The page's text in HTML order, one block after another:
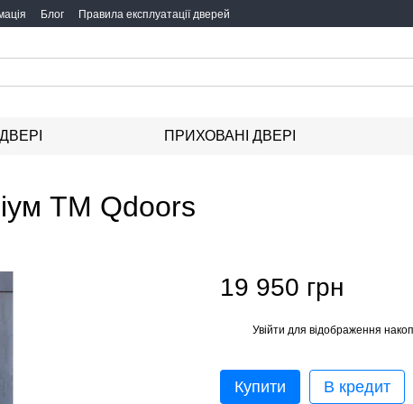
Блог Правила експлуатації дверей
ПРИХОВАНІ ДВЕРІ
ТМ Qdoors
19 950 грн
Увійти для відображення
Купити В кредит